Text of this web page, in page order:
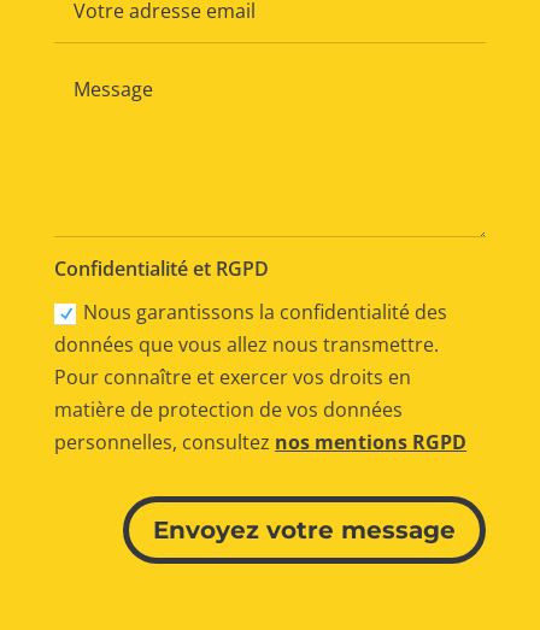
Confidentialité et RGPD
Nous garantissons la confidentialité des
données que vous allez nous transmettre.
Pour connaître et exercer vos droits en
matière de protection de vos données
personnelles, consultez nos mentions RGPD
Envoyez votre message
Alternative: